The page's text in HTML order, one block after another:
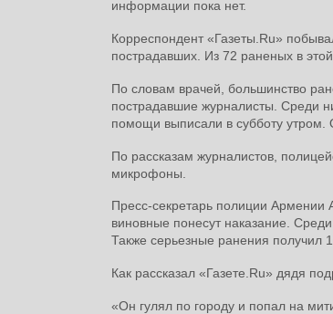
информации пока нет.
Корреспондент «Газеты.Ru»
пострадавших. Из 72 раненых в
По словам врачей, большинство
пострадавшие журналисты. Среди
помощи выписали в субботу
По рассказам журналистов,
микрофоны.
Пресс-секретарь полиции Армении
виновные понесут наказание.
Также серьезные ранения получил
Как рассказал «Газете.Ru» дядя
«Он гулял по городу и попал на